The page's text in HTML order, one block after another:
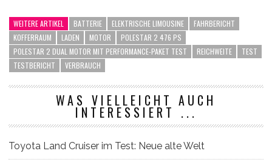
WEITERE ARTIKEL BATTERIE ELEKTRISCHE LIMOUSINE
FAHRBERICHT
KOFFERRAUM
LADEN MOTOR
POLESTAR 2 476 PS
POLESTAR 2 DUAL MOTOR MIT PERFORMANCE-PAKET TEST
REICHWEITE
TEST
TESTBERICHT
VERBRAUCH
WAS VIELLEICHT AUCH
INTERESSIERT ...
Toyota Land Cruiser im Test: Neue alte Welt